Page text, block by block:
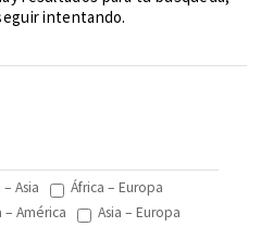
intentando.
Asia
África – Europa
– América
Asia – Europa